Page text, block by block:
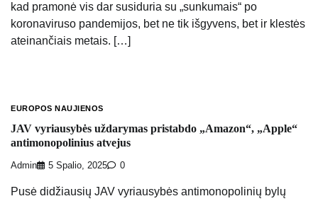
kad pramonė vis dar susiduria su „sunkumais“ po
koronaviruso pandemijos, bet ne tik išgyvens, bet ir klestės
ateinančiais metais. […]
EUROPOS NAUJIENOS
JAV vyriausybės uždarymas pristabdo „Amazon“, „Apple“
antimonopolinius atvejus
Admin 5 Spalio, 2025 0
Pusė didžiausių JAV vyriausybės antimonopolinių bylų